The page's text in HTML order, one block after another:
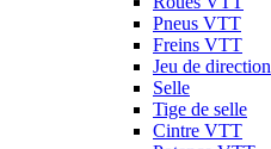
Pneus VTT
Freins VTT
Jeu de direction
Selle
Tige de selle
Cintre VTT